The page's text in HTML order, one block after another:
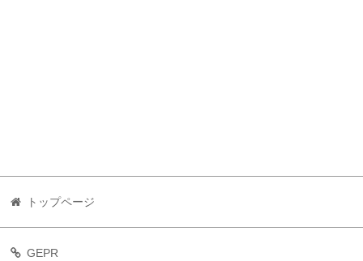
トップページ
GEPR